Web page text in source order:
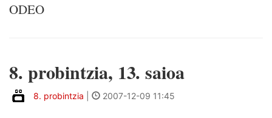
ODEO
8. probintzia, 13. saioa
8. probintzia 2007-12-09 11:45